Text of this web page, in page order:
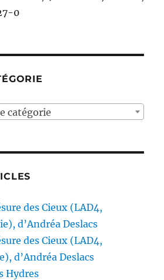
0
catégorie
des Cieux (LAD4,
d’Andréa Deslacs
des Cieux (LAD4,
d’Andréa Deslacs
Hydres